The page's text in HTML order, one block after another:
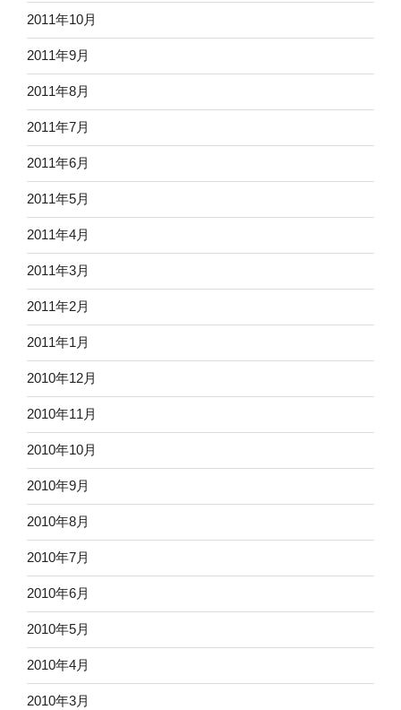
2011年10月
2011年9月
2011年8月
2011年7月
2011年6月
2011年5月
2011年4月
2011年3月
2011年2月
2011年1月
2010年12月
2010年11月
2010年10月
2010年9月
2010年8月
2010年7月
2010年6月
2010年5月
2010年4月
2010年3月